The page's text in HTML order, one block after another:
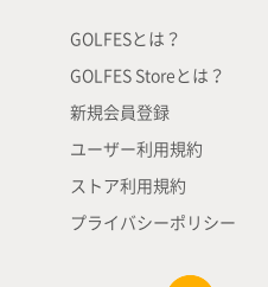
GOLFESとは？
GOLFES Storeとは？
新規会員登録
ユーザー利用規約
ストア利用規約
プライバシーポリシー